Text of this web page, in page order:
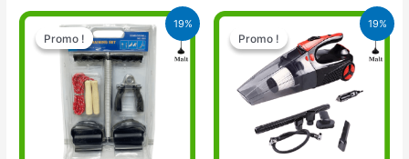
19%
Promo !
Promo !
Le
prix
initial
était :
14.900 CFA.
Le
prix
actuel
est :
19%
Promo !
Promo !
Le
prix
initial
était :
27.000 CFA.
Le
prix
actuel
est :
22.000 CFA.